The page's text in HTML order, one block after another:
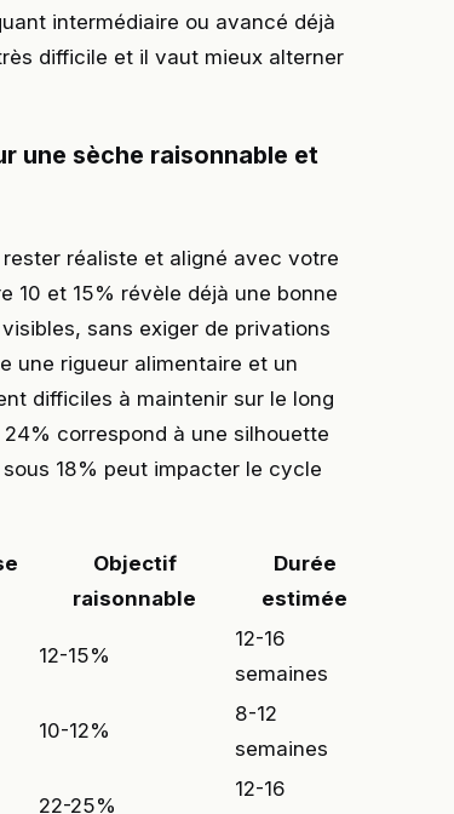
intermédiaire ou avancé déjà
difficile et il vaut mieux alterner
une sèche raisonnable et
réaliste et aligné avec votre
10 et 15% révèle déjà une bonne
sans exiger de privations
une rigueur alimentaire et un
difficiles à maintenir sur le long
correspond à une silhouette
18% peut impacter le cycle
Objectif
raisonnable
Durée
estimée
12-15%
12-16
semaines
10-12%
8-12
semaines
22-25%
12-16